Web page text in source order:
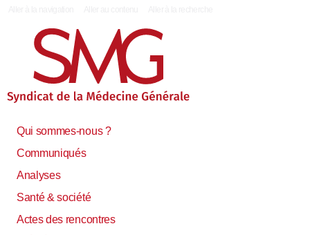
Qui sommes-nous ?
Communiqués
Analyses
Santé & société
Actes des rencontres